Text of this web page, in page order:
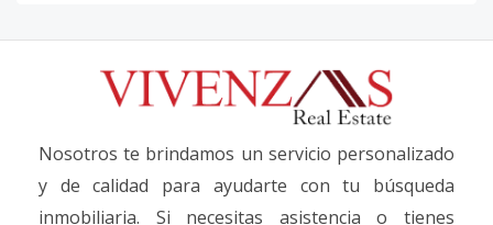
Nosotros te brindamos un servicio personalizado
y de calidad para ayudarte con tu búsqueda
inmobiliaria. Si necesitas asistencia o tienes